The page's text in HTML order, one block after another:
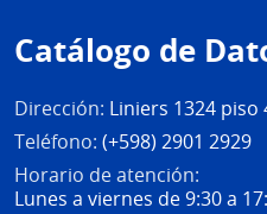
de
página
Catálogo de
Dirección: Liniers 1324 piso
Teléfono: (+598) 2901 2929
Horario de atención:
Lunes a viernes de 9:30 a